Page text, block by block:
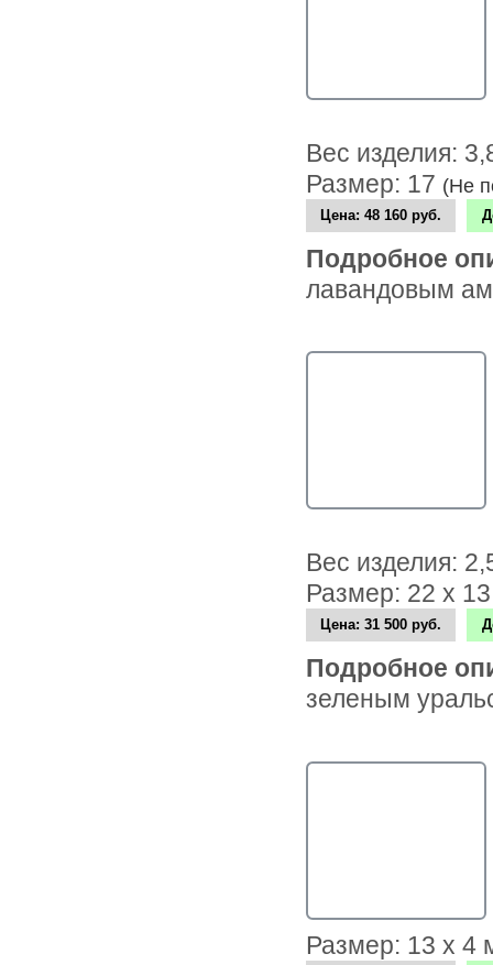
Вес изделия:
Размер: 17 (Не
Цена:48 160 руб.
Подробное
лавандовым
Вес изделия:
Размер: 22 х
Цена:31 500 руб.
Подробное
зеленым
Размер: 13 х 4